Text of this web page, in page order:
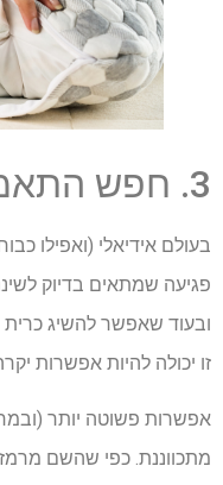
3. חפש התאמה
בעולם אידיאלי (ואפילו
פגיעה שמתאים בדיוק
ובעוד שאפשר להשיג
זו יכולה להיות אפשרות
אפשרות פשוטה יותר
מתכווננת. כפי שהשם